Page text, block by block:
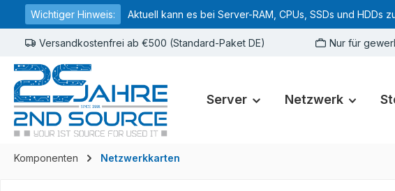
Zur Hauptnavigation springen
Wichtiger Hinweis: Aktuell kann es bei Server-RAM, CPUs, SSDs und
Versandkostenfrei ab €500 (Standard-Paket DE) Nur für
Server Netzwerk
Komponenten Netzwerkkarten